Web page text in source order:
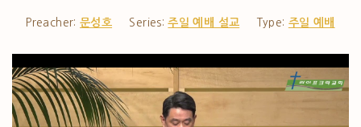
Preacher: 문성호 Series: 주일 예배 설교 Type: 주일 예배